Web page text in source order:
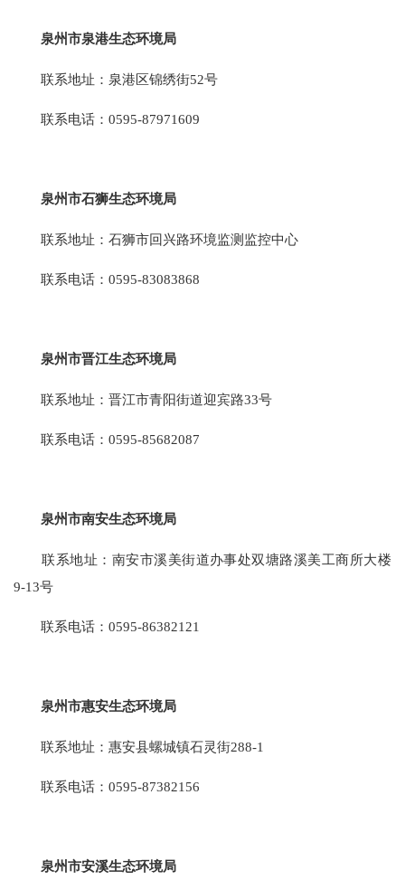
泉州市泉港生态环境局
联系地址：泉港区锦绣街52号
联系电话：0595-87971609
泉州市石狮生态环境局
联系地址：石狮市回兴路环境监测监控中心
联系电话：0595-83083868
泉州市晋江生态环境局
联系地址：晋江市青阳街道迎宾路33号
联系电话：0595-85682087
泉州市南安生态环境局
联系地址：南安市溪美街道办事处双塘路溪美工商所大楼
9-13号
联系电话：0595-86382121
泉州市惠安生态环境局
联系地址：惠安县螺城镇石灵街288-1
联系电话：0595-87382156
泉州市安溪生态环境局